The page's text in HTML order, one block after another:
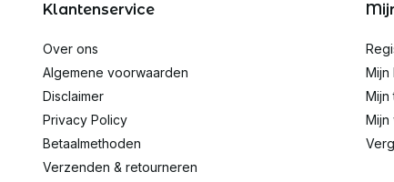
Klantenservice
Over ons
Algemene voorwaarden
Disclaimer
Privacy Policy
Betaalmethoden
Verzenden & retourneren
Mijn
Mijn
Mijn